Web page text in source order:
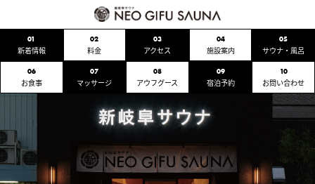
01
新着情報
02
料金
03
アクセス
04
施設案内
05
サウナ・風呂
06
お食事
07
マッサージ
08
アウフグース
09
宿泊予約
10
お問い合わせ